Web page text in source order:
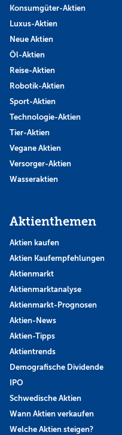
Konsumgüter-Aktien
Luxus-Aktien
Neue Aktien
Öl-Aktien
Reise-Aktien
Robotik-Aktien
Sport-Aktien
Technologie-Aktien
Tier-Aktien
Vegane Aktien
Versorger-Aktien
Wasseraktien
Aktienthemen
Aktien kaufen
Aktien Kaufempfehlungen
Aktienmarkt
Aktienmarktanalyse
Aktienmarkt-Prognosen
Aktien-News
Aktien-Tipps
Aktientrends
Demografische Dividende
IPO
Schwedische Aktien
Wann Aktien verkaufen
Welche Aktien steigen?